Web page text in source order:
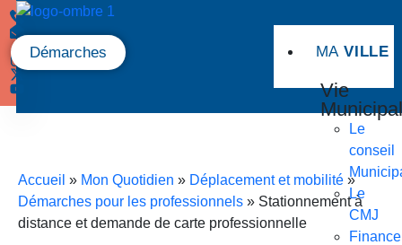
Démarches MAVILLE
Vie
Le
conseil
Le
CMJ
Finance
Accueil » Mon Quotidien » Déplacement et mobilité »
Démarches pour les professionnels » Stationnement à
distance et demande de carte professionnelle